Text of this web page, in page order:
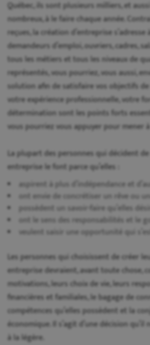
Québec, ils sont plusieurs milliers, et
nombreux, à le faire chaque année.
reçues, la création d’entreprise s’adresse
demandeurs d’emploi, ouvriers, cadres,
tous les métiers et tous les niveaux de
représentés, vous pourriez, vous aussi,
solution afin de satisfaire vos objectifs de
votre expérience professionnelle, votre
détermination sont les points forts
vous pourriez vous appuyer pour mener
La plupart des personnes qui décident
entreprise le font parce qu’elles :
aspirent à plus d’indépendance et
ont envie de concrétiser un rêve ou
possèdent un savoir-faire qu’elles
ont le sens des responsabilités et le
veulent saisir une opportunité qui
Les personnes qui choisissent de créer
entreprise devraient, avant toute chose,
motivations, leurs choix de vie, leurs
financières et familiales, le bagage de
compétences qu’elles possèdent et la
économique. Il s’agit d’une décision
à la légère.